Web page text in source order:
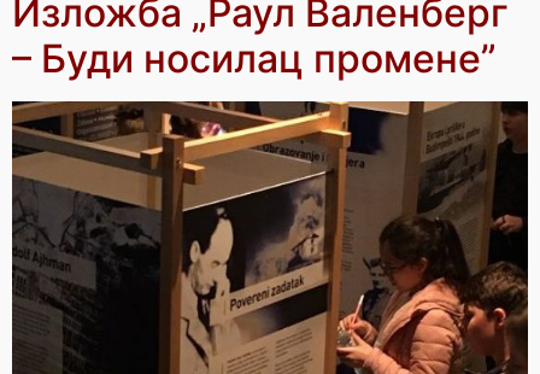
Изложба „Раул Валенберг
– Буди носилац промене”